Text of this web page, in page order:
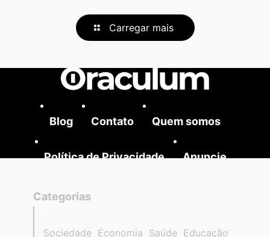
Carregar mais
Blog Contato Quem somos
Política de Privacidade Anuncie
Categorias
Sociedade Economia Saúde Educação